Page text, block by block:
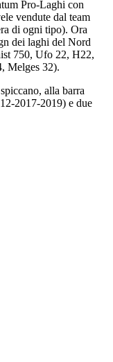
Pro-Laghi con
vendute dal team
di ogni tipo). Ora
dei laghi del Nord
750, Ufo 22, H22,
Melges 32).
alla barra
2017-2019) e due